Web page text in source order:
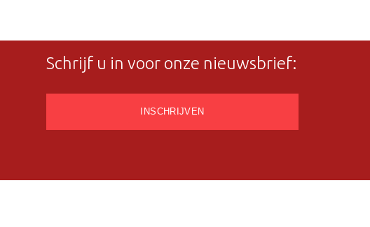
Schrijf u in voor onze nieuwsbrief: